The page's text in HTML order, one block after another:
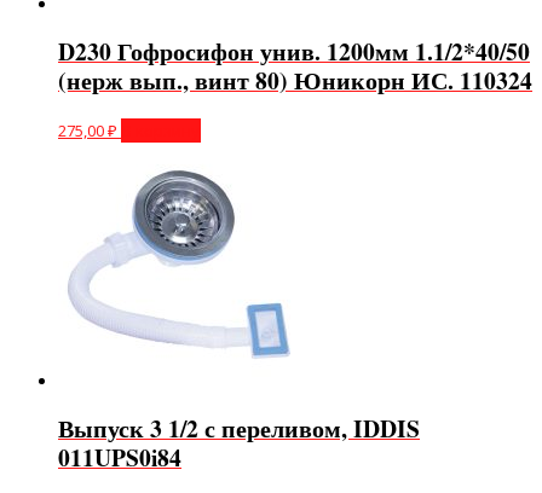
D230 Гофросифон унив. 1200мм 1.1/2*40/50
(нерж вып., винт 80) Юникорн ИС. 110324
275,00₽
Выпуск 3 1/2 с переливом, IDDIS
011UPS0i84